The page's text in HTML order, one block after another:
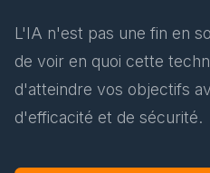
L'IA n'est pas une fin en
de voir en quoi cette
d'atteindre vos objectifs
d'efficacité et de sécurité.